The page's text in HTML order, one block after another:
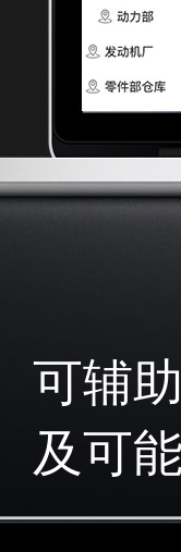
可辅
及可